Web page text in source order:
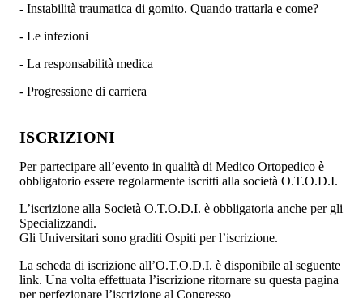
- Instabilità traumatica di gomito. Quando trattarla e come?
- Le infezioni
- La responsabilità medica
- Progressione di carriera
ISCRIZIONI
Per partecipare all’evento in qualità di Medico Ortopedico è
obbligatorio essere regolarmente iscritti alla società O.T.O.D.I.
L’iscrizione alla Società O.T.O.D.I. è obbligatoria anche per gli
Specializzandi.
Gli Universitari sono graditi Ospiti per l’iscrizione.
La scheda di iscrizione all’O.T.O.D.I. è disponibile al seguente
link. Una volta effettuata l’iscrizione ritornare su questa pagina
per perfezionare l’iscrizione al Congresso